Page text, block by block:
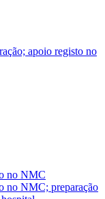
apoio registo no
no NMC
no NMC; preparação